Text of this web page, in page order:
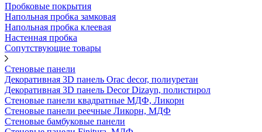
Пробковые покрытия
Напольная пробка замковая
Напольная пробка клеевая
Настенная пробка
Сопутствующие товары
Стеновые панели
Декоративная 3D панель Orac decor, полиуретан
Декоративная 3D панель Decor Dizayn, полистирол
Стеновые панели квадратные МДФ, Ликорн
Стеновые панели реечные Ликорн, МДФ
Стеновые бамбуковые панели